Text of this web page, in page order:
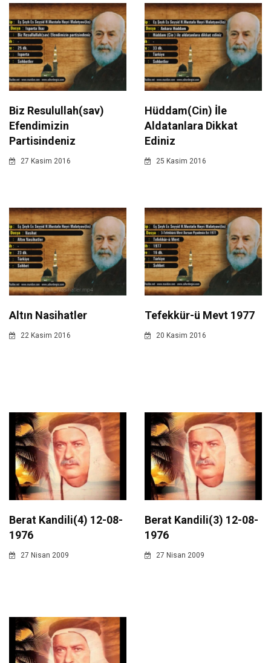
Biz Resulullah(sav)
Efendimizin
Partisindeniz
27 Kasim 2016
Hüddam(Cin) İle
Aldatanlara Dikkat
Ediniz
25 Kasim 2016
Altın Nasihatler
22 Kasim 2016
Tefekkür-ü Mevt 1977
20 Kasim 2016
Berat Kandili(4) 12-08-
1976
27 Nisan 2009
Berat Kandili(3) 12-08-
1976
27 Nisan 2009